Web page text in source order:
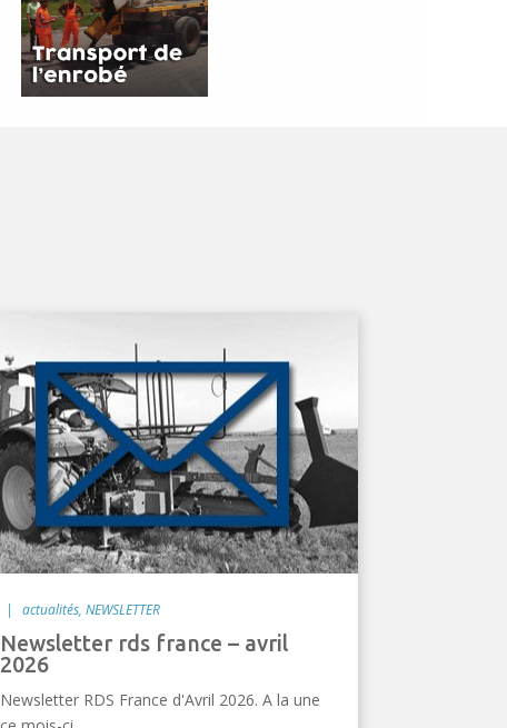
| actualités, NEWSLETTER
newsletter rds france – avril
2026
Newsletter RDS France d'Avril 2026. A la une